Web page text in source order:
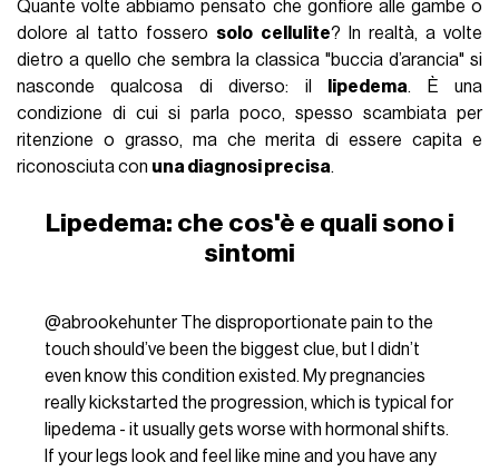
Quante volte abbiamo pensato che gonfiore alle gambe o
dolore al tatto fossero solo cellulite? In realtà, a volte
dietro a quello che sembra la classica "buccia d’arancia" si
nasconde qualcosa di diverso: il
lipedema. È una
condizione di cui si parla poco, spesso scambiata per
ritenzione o grasso, ma che merita di essere capita e
riconosciuta con una diagnosi precisa.
Lipedema: che cos'è e quali sono i
sintomi
@abrookehunterThe disproportionate pain to the
touch should’ve been the biggest clue, but I didn’t
even know this condition existed. My pregnancies
really kickstarted the progression, which is typical for
lipedema - it usually gets worse with hormonal shifts.
If your legs look and feel like mine and you have any